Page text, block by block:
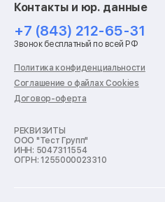
Ремонт роботов-пылесосов
Ремонт холодильников
Ремонт стиральных машин
Ремонт пылесосов
Ремонт варочных панелей
Ремонт духовых шкафов
Ремонт кондиционеров
Ремонт кухонных комбайнов
Ремонт морозильных камер
Ремонт отпаривателей
Ремонт плоттеров
Контакты и юр. данные
+7 (843) 212-65-31
Звонок бесплатный по всей РФ
Политика конфиденциальности
Соглашение о файлах Cookies
Договор-оферта
РЕКВИЗИТЫ
ООО "Тест Групп"
ИНН: 5047311554
ОГРН: 1255000023310